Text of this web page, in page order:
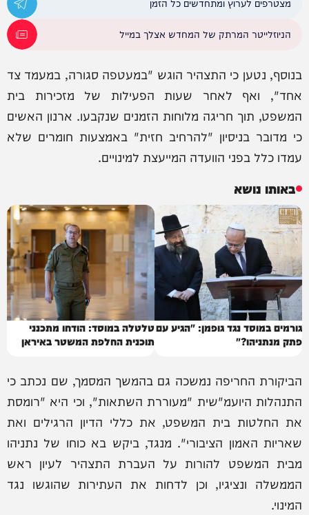
הניוזלייטר המרתק של המחדש אצלך במייל
בנוסף, נטען כי התצהיר הוגש "במעטפה סגורה, במעמד צד
אחד", ואף לאחר שעות הפעילות של מזכירות בית
המשפט, תוך חריגה מלוחות הזמנים שנקבעו. ארנון האשים
כי מדובר בניסיון "להרחיב חזית" באמצעות חומרים שלא
עמדו כלל בפני הוועדה המייעצת למינויים.
באותו נושא
גורמים במוסד נגד גופמן: "הגיע עם
פתק מנתניהו?"
טלטלה במוסד: הודחו מתכנני
תוכנית החלפת המשטר באיראן
הביקורת החריפה נמשכה גם בהמשך המסמך, שם נכתב כי
התנהלות היועמ"שית "מעוררת השתאות", וכי היא "רומסת
את החלטות בית המשפט, את כללי הדיון הרגילים ואת
שאריות האמון הציבורי". מנגד, ביקש בא כוחו של נתניהו
מבית המשפט להורות על העברת התצהיר לעיון ראש
הממשלה ונציגיו, וכן לדחות את העתירות שהוגשו נגד
המינוי.